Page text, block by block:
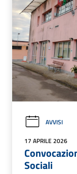
AVVISI
17 APRILE 2026
Sociali